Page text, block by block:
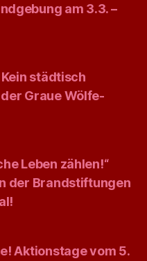
am 3.3. –
Kein städtisch
Graue Wölfe-
Leben zählen!“
der Brandstiftungen
Aktionstage vom 5.